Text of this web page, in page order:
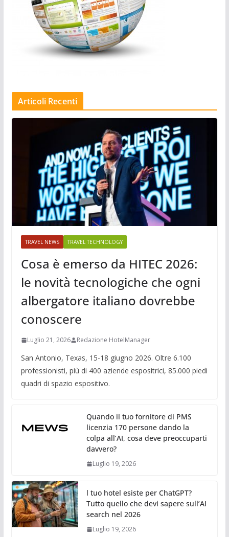
Articoli Recenti
TRAVEL NEWS TRAVEL TECHNOLOGY
Cosa è emerso da HITEC 2026:
le novità tecnologiche che ogni
albergatore italiano dovrebbe
conoscere
Luglio 21, 2026 Redazione HotelManager
San Antonio, Texas, 15-18 giugno 2026. Oltre 6.100
professionisti, più di 400 aziende espositrici, 85.000 piedi
quadri di spazio espositivo.
Quando il tuo fornitore di PMS
licenzia 170 persone dando la
colpa all’AI, cosa deve preoccuparti
davvero?
Luglio 19, 2026
l tuo hotel esiste per ChatGPT?
Tutto quello che devi sapere sull’AI
search nel 2026
Luglio 19, 2026